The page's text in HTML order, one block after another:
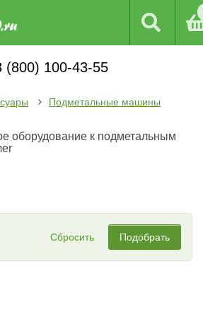
(800) 100-43-55
Подметальные машины
оборудование к подметальным
Сбросить Подобрать